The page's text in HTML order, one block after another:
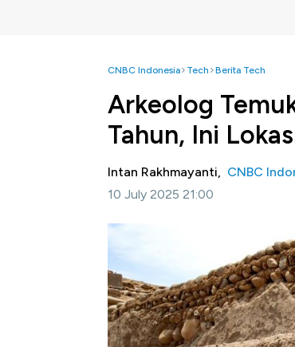
CNBC Indonesia Tech Berita Tech
Arkeolog
Tahun, Ini
Intan Rakhmayanti, CNBC
10 July 2025 21:00